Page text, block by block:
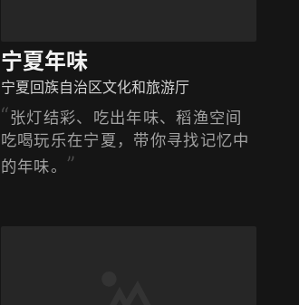
宁夏年味
宁夏回族自治区文化和旅游厅
张灯结彩、吃出年味、稻渔空间
吃喝玩乐在宁夏，带你寻找记忆中
的年味。